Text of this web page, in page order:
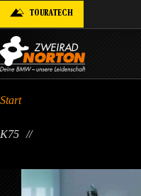
Inhalt
springen
TOURATECH
Start
K75